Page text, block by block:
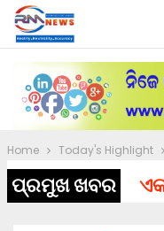
Home Today's Highlight
ପ୍ରମୁଖ ଖବରଏକକ